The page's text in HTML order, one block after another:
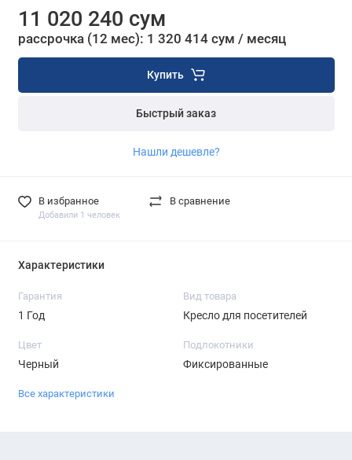
11 020 240 сум
рассрочка (12 мес): 1 320 414 сум / месяц
Купить
Быстрый заказ
Нашли дешевле?
В избранное
Добавили 1 человек
В сравнение
Характеристики
Гарантия
1 Год
Вид товара
Кресло для посетителей
Цвет
Черный
Подлокотники
Фиксированные
Все характеристики